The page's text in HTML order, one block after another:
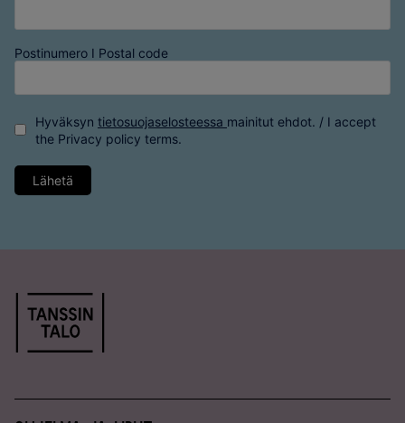
Postinumero I Postal code
Hyväksyn tietosuojaselosteessa mainitut ehdot. / I accept
the Privacy policy terms.
Lähetä